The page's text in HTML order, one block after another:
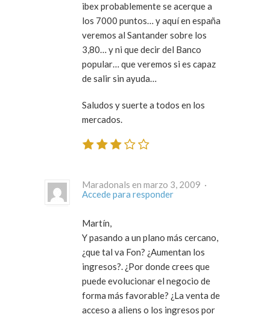
ibex probablemente se acerque a
los 7000 puntos… y aquí en españa
veremos al Santander sobre los
3,80… y ni que decir del Banco
popular… que veremos si es capaz
de salir sin ayuda…
Saludos y suerte a todos en los
mercados.
Maradonals en marzo 3, 2009 ·
Accede para responder
Martín,
Y pasando a un plano más cercano,
¿que tal va Fon? ¿Aumentan los
ingresos?. ¿Por donde crees que
puede evolucionar el negocio de
forma más favorable? ¿La venta de
acceso a aliens o los ingresos por